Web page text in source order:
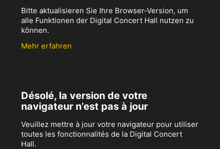
Bitte aktualisieren Sie Ihre Browser-Version, um
alle Funktionen der Digital Concert Hall nutzen zu
können.
Mehr erfahren
Désolé, la version de votre
navigateur n’est pas à jour
Veuillez mettre à jour votre navigateur pour utiliser
toutes les fonctionnalités de la Digital Concert
Hall.